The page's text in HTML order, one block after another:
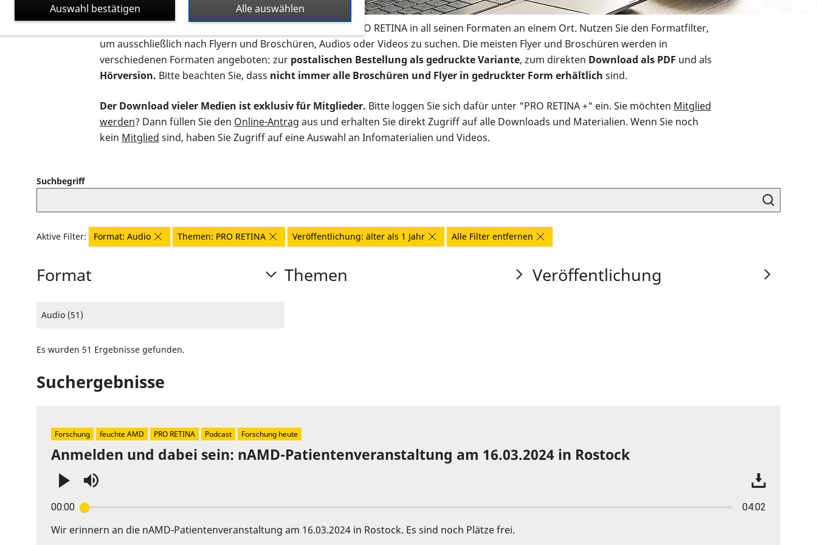
Auf dieser Seite finden Sie sämtliches Infomaterial der PRO RETINA in all seinen Formaten an einem Ort. Nutzen Sie den Formatfilter,
um ausschließlich nach Flyern und Broschüren, Audios oder Videos zu suchen. Die meisten Flyer und Broschüren werden in
verschiedenen Formaten angeboten: zur postalischen Bestellung als gedruckte Variante, zum direkten Download als PDF und als
Hörversion. Bitte beachten Sie, dass nicht immer alle Broschüren und Flyer in gedruckter Form erhältlich sind.
Der Download vieler Medien ist exklusiv für Mitglieder. Bitte loggen Sie sich dafür unter "PRO RETINA +" ein. Sie möchten Mitglied
werden? Dann füllen Sie den Online-Antrag aus und erhalten Sie direkt Zugriff auf alle Downloads und Materialien. Wenn Sie noch
kein Mitglied sind, haben Sie Zugriff auf eine Auswahl an Infomaterialien und Videos.
Suchbegriff
Aktive Filter: Format: Audio Themen: PRO RETINA Veröffentlichung: älter als 1 Jahr Alle Filter entfernen
Format
Audio (51)
Themen Veröffentlichung
Es wurden 51 Ergebnisse gefunden.
Suchergebnisse
Anmelden und dabei sein: nAMD-Patientenveranstaltung am 16.03.2024 in Rostock
00:00 04:02
Enter
or
Wir erinnern an die nAMD-Patientenveranstaltung am 16.03.2024 in Rostock. Es sind noch Plätze frei.
Forschung feuchte AMD PRO RETINA Podcast Forschung heute
Alle auswählen
Auswahl bestätigen